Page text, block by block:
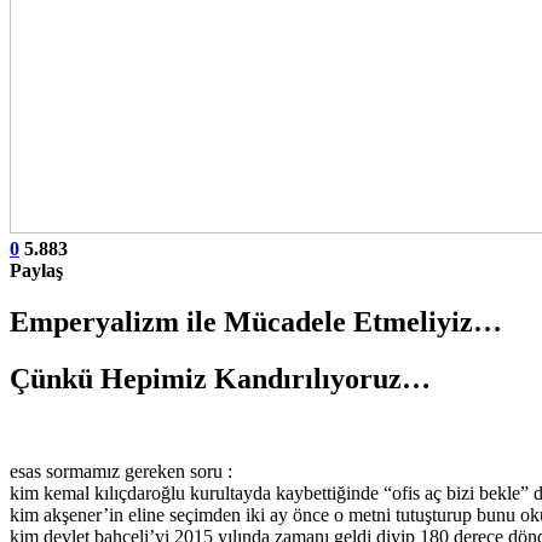
0 5.883
Paylaş
Emperyalizm ile Mücadele Etmeliyiz…
Çünkü Hepimiz Kandırılıyoruz…
esas sormamız gereken soru :
kim kemal kılıçdaroğlu kurultayda kaybettiğinde “ofis aç bizi bekle”
kim akşener’in eline seçimden iki ay önce o metni tutuşturup bunu
kim devlet bahçeli’yi 2015 yılında zamanı geldi diyip 180 derece